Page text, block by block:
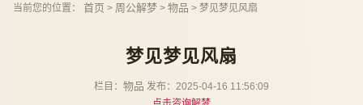
当前您的位置： 首页 > 周公解梦 > 物品 > 梦见梦见风扇
梦见梦见风扇
栏目： 物品 发布：2025-04-16 11:56:09